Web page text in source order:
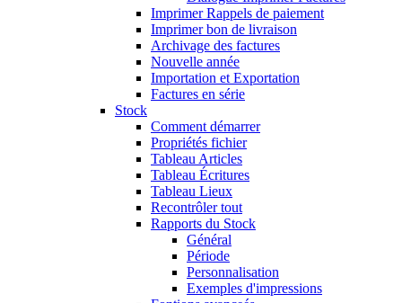
Imprimer Rappels de paiement
Imprimer bon de livraison
Archivage des factures
Nouvelle année
Importation et Exportation
Factures en série
Stock
Comment démarrer
Propriétés fichier
Tableau Articles
Tableau Écritures
Tableau Lieux
Recontrôler tout
Rapports du Stock
Général
Période
Personnalisation
Exemples d'impressions